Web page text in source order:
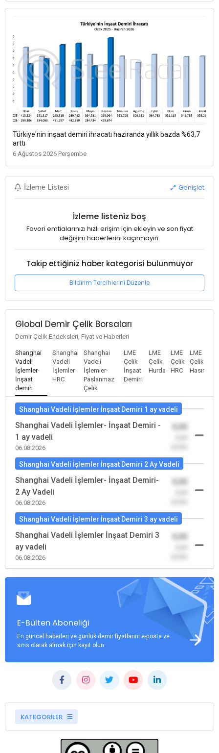
Türkiye'nin inşaat demiri ihracatı haziranda yıllık bazda %63,7
arttı
6 Ağustos 2026 Perşembe
İzleme Listesi Genişlet
İzleme listeniz boş
Favori emtialarınızı hızlı erişim için ekleyin ve son fiyat
değişim haberlerini kaçırmayın.
Takip ettiğiniz haber kategorisi bulunmuyor
Bildirim Tercihlerini Düzenle
Global Demir Çelik Borsaları
Demir Çelik Endeksleri, Fiyat ve Haberleri
Shanghai
Vadeli
İşlemler-
İnşaat
demiri
Shanghai
Vadeli
İşlemler
HRC
Shanghai
Vadeli
İşlemler-
Paslanmaz
Çelik
LME
Çelik
İnşaat
Demiri
LME
Çelik
Hurda
LME
Çelik
HRC
LME
Çelik
Hasır
Shanghai Vadeli İşlemler İnşaat Demiri 1 ay vadeli
Shanghai Vadeli İşlemler- İnşaat Demiri -
1 ay vadeli
06.08.2026
0,00
Shanghai Vadeli İşlemler İnşaat Demiri 2 Ay Vadeli
Shanghai Vadeli İşlemler- İnşaat Demiri-
2 Ay Vadeli
06.08.2026
0,00
Shanghai Vadeli İşlemler İnşaat Demiri 3 ay vadeli
Shanghai Vadeli İşlemler İnşaat Demiri 3
ay vadeli
06.08.2026
0,00
E-Bülten Aboneliği
En güncel haberleri ve günlük demir fiyatlarını e-posta ve
sms olarak almak için kayıt olun.
KATEGORİLER